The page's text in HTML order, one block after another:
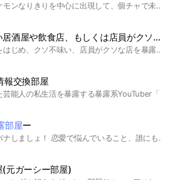
ルギアとはポケモンなりきりを中心に出現して、個チャで未成年等には不適切なトークを強要してきたり、気に入らない者を一方的に排除したりする危険人物です 彼の部屋で真実を訴えても、全てのトークが消され強制退会させられてしまうので作りました 彼が犯した行為についてずっと前から説明を求めていますが、スマホの調子がどうの、受験がどうの、と言って一向に事態が進展する兆しはありません それどころか挙句の果てに退会通知が表示されないようにしてからのサイレント退会です ここではトークは削除しません ルギアさんも入って頂いて結構ですよ お話しましょう #ゴジラ #なりきり #ポケモン #ドバゴジ #ルギア
大阪のマズい居酒屋や飲食店、もしくは店員がクソな店を紹介する部屋
大阪の居酒屋をはじめ、クソ不味い、店員がクソな店を暴露しまくる部屋です
報交換部屋
部屋ー
みなさんで恋バナしましょ！ 恋愛で悩んでいること、誰にも言えないこと。ここで全部暴露しちゃってください！ 相談のります😎
(元ガーシー部屋)